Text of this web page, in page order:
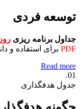
توسعه فردی
جداول برنامه ریزی
PDF برای استفاده و
Read more
01.
جدول هدفگذاری